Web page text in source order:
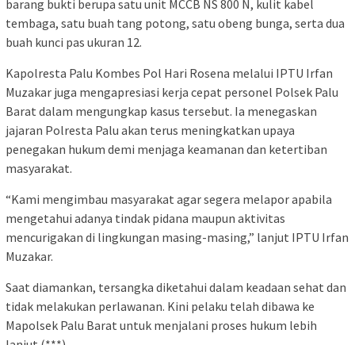
barang bukti berupa satu unit MCCB NS 800 N, kulit kabel
tembaga, satu buah tang potong, satu obeng bunga, serta dua
buah kunci pas ukuran 12.
Kapolresta Palu Kombes Pol Hari Rosena melalui IPTU Irfan
Muzakar juga mengapresiasi kerja cepat personel Polsek Palu
Barat dalam mengungkap kasus tersebut. Ia menegaskan
jajaran Polresta Palu akan terus meningkatkan upaya
penegakan hukum demi menjaga keamanan dan ketertiban
masyarakat.
“Kami mengimbau masyarakat agar segera melapor apabila
mengetahui adanya tindak pidana maupun aktivitas
mencurigakan di lingkungan masing-masing,” lanjut IPTU Irfan
Muzakar.
Saat diamankan, tersangka diketahui dalam keadaan sehat dan
tidak melakukan perlawanan. Kini pelaku telah dibawa ke
Mapolsek Palu Barat untuk menjalani proses hukum lebih